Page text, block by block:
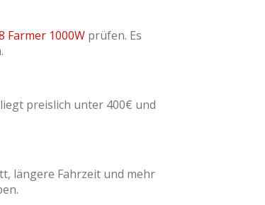
Farmer 1000W prüfen. Es
preislich unter 400€ und
längere Fahrzeit und mehr